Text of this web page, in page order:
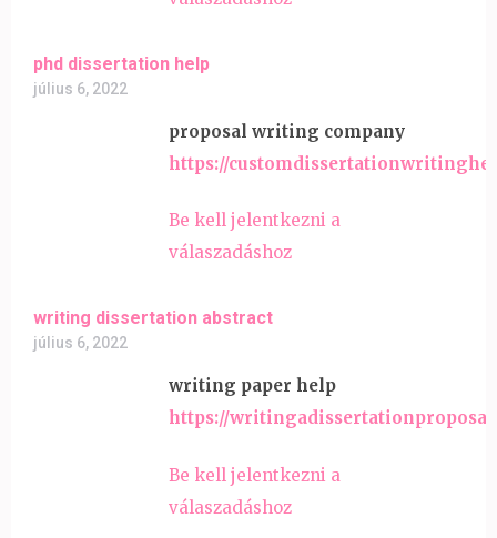
phd dissertation help
július 6, 2022
proposal writing company
https://
Be kell jelentkezni a
válaszadáshoz
writing dissertation abstract
július 6, 2022
writing paper help
https://
Be kell jelentkezni a
válaszadáshoz